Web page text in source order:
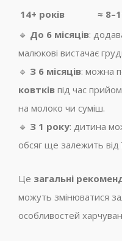
14+ років
≈
🔹 До 6 місяців:
малюкові вистачає
🔹 З 6 місяців: можна
ковтків під час
на молоко чи суміш.
🔹 З 1 року: дитина
обсяг ще залежить від
Це загальні
можуть змінюватися
особливостей